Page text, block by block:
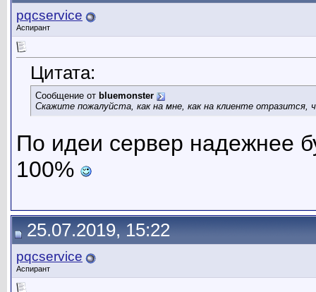
pqcservice
Аспирант
Цитата:
Сообщение от bluemonster
Скажите пожалуйста, как на мне, как на клиенте отразится,
По идеи сервер надежнее
100%
25.07.2019, 15:22
pqcservice
Аспирант